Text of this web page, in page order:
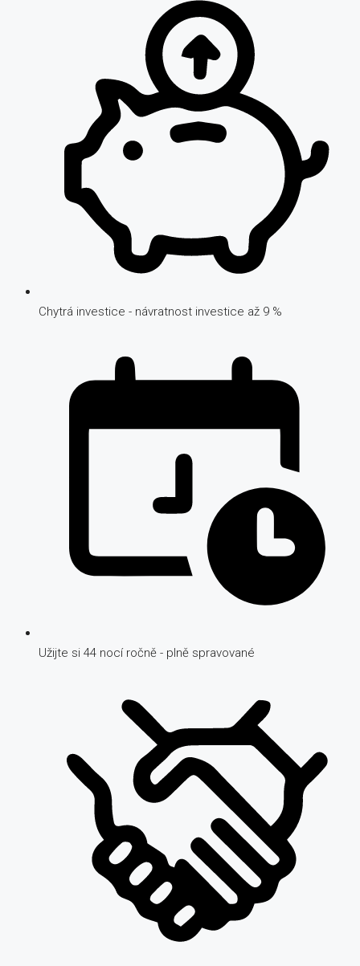
Chytrá investice - návratnost investice až 9 %
Užijte si 44 nocí ročně - plně spravované